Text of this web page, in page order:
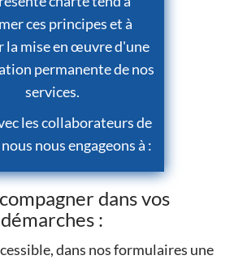
ces principes et à
la mise en œuvre d'une
permanente de nos
services.
les collaborateurs de
nous engageons à :
dans vos
démarches :
dans nos formulaires une